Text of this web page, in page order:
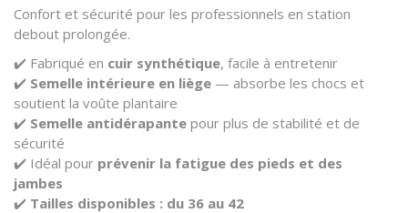
Confort et sécurité pour les professionnels en station
debout prolongée.
✔️ Fabriqué en cuir synthétique, facile à entretenir
✔️ Semelle intérieure en liège — absorbe les chocs et
soutient la voûte plantaire
✔️ Semelle antidérapante pour plus de stabilité et de
sécurité
✔️ Idéal pour prévenir la fatigue des pieds et des
jambes
✔️ Tailles disponibles : du 36 au 42